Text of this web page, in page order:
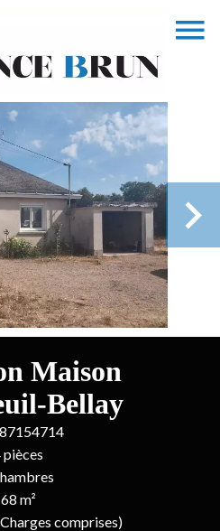
Maison
Bellay
pièces
68 m²
comprises)